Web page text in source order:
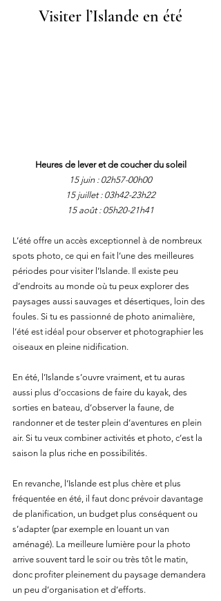
Visiter l’Islande en été
Heures de lever et de coucher du soleil
15 juin : 02h57-00h00
15 juillet : 03h42-23h22
15 août : 05h20-21h41
L’été offre un accès exceptionnel à de nombreux
spots photo, ce qui en fait l’une des meilleures
périodes pour visiter l’Islande. Il existe peu
d’endroits au monde où tu peux explorer des
paysages aussi sauvages et désertiques, loin des
foules. Si tu es passionné de photo animalière,
l’été est idéal pour observer et photographier les
oiseaux en pleine nidification.
En été, l’Islande s’ouvre vraiment, et tu auras
aussi plus d’occasions de faire du kayak, des
sorties en bateau, d’observer la faune, de
randonner et de tester plein d’aventures en plein
air. Si tu veux combiner activités et photo, c’est la
saison la plus riche en possibilités.
En revanche, l’Islande est plus chère et plus
fréquentée en été, il faut donc prévoir davantage
de planification, un budget plus conséquent ou
s’adapter (par exemple en louant un van
aménagé). La meilleure lumière pour la photo
arrive souvent tard le soir ou très tôt le matin,
donc profiter pleinement du paysage demandera
un peu d’organisation et d’efforts.